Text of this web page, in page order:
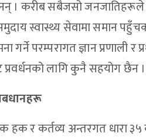
। करीब सबैजसो जनजातिहरूले
स्वास्थ्य सेवामा समान
गर्ने परम्परागत ज्ञान
लागि कुनै सहयोग छैन ।
हक र कर्तव्य अन्तरगत धारा ३५